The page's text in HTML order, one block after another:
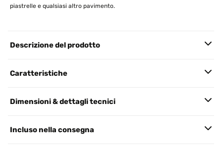
piastrelle e qualsiasi altro pavimento.
Descrizione del prodotto
Caratteristiche
Dimensioni & dettagli tecnici
Incluso nella consegna